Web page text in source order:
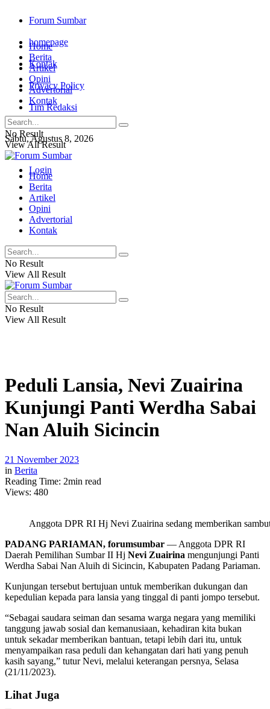
Forum Sumbar
homepage
Kontak
Privacy Policy
Tim Redaksi
Sabtu, Agustus 8, 2026
Login
Home
Berita
Artikel
Opini
Advertorial
Kontak
No Result
View All Result
Home
Berita
Artikel
Opini
Advertorial
Kontak
No Result
View All Result
No Result
View All Result
Peduli Lansia, Nevi Zuairina
Kunjungi Panti Werdha Sabai
Nan Aluih Sicincin
21 November 2023
in Berita
Reading Time: 2min read
Views: 480
Anggota DPR RI Hj Nevi Zuairina sedang memberikan
PADANG PARIAMAN, forumsumbar — Anggota DPR RI
Daerah Pemilihan Sumbar II Hj Nevi Zuairina mengunjungi Panti
Werdha Sabai Nan Aluih di Sicincin, Kabupaten Padang Pariaman.
Kunjungan tersebut bertujuan untuk memberikan dukungan dan
kepedulian kepada para lansia yang tinggal di panti jompo tersebut.
“Sebagai saudara seiman dan sesama warga negara yang memiliki
tanggung jawab sosial dan kemanusiaan, kehadiran kita bukan
untuk sekadar memberikan bantuan, tetapi lebih dari itu, untuk
menyampaikan rasa peduli dan kehangatan dari hati yang penuh
kasih sayang,” tutur Nevi, melalui keterangan persnya, Selasa
(21/11/2023).
Lihat Juga